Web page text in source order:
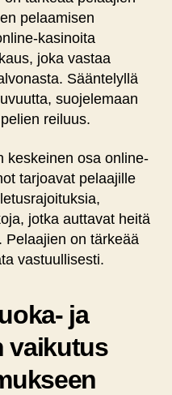
pelaamisen
kasinoita
joka vastaa
Sääntelyllä
suojelemaan
reiluus.
keskeinen osa online-
tarjoavat pelaajille
jotka auttavat heitä
Pelaajien on tärkeää
vastuullisesti.
ja
vaikutus